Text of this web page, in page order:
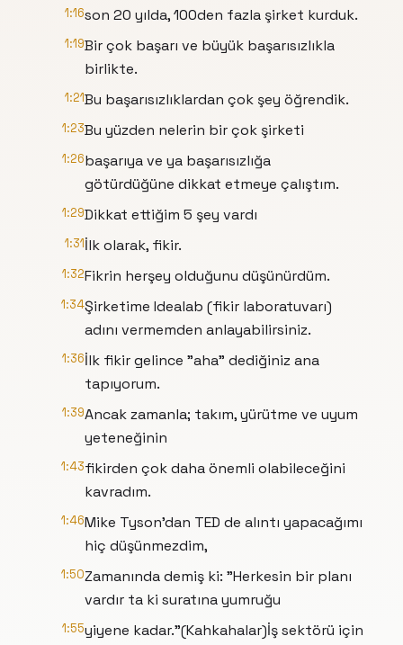
1:16son 20 yılda, 100den fazla şirket kurduk.
1:19Bir çok başarı ve büyük başarısızlıkla
birlikte.
1:21Bu başarısızlıklardan çok şey öğrendik.
1:23Bu yüzden nelerin bir çok şirketi
1:26başarıya ve ya başarısızlığa
götürdüğüne dikkat etmeye çalıştım.
1:29Dikkat ettiğim 5 şey vardı
1:31İlk olarak, fikir.
1:32Fikrin herşey olduğunu düşünürdüm.
1:34Şirketime Idealab (fikir laboratuvarı)
adını vermemden anlayabilirsiniz.
1:36İlk fikir gelince "aha" dediğiniz ana
tapıyorum.
1:39Ancak zamanla; takım, yürütme ve uyum
yeteneğinin
1:43fikirden çok daha önemli olabileceğini
kavradım.
1:46Mike Tyson'dan TED de alıntı yapacağımı
hiç düşünmezdim,
1:50Zamanında demiş ki: "Herkesin bir planı
vardır ta ki suratına yumruğu
1:55yiyene kadar."(Kahkahalar)İş sektörü için